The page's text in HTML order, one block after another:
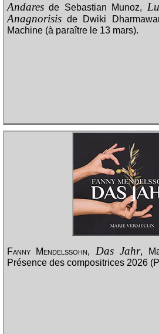
Andares de Sebastian Munoz,
Anagnorisis de Dwiki
Machine (à paraître le 13 mars).
Fanny Mendelssohn, Das Jahr,
Présence des compositrices 2026